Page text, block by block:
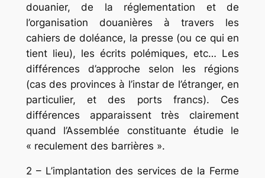
douanier, de la réglementation et de
l’organisa­tion douanières à travers les
cahiers de doléan­ce, la presse (ou ce qui en
tient lieu), les écrits polémiques, etc… Les
différences d’approche selon les régions
(cas des provinces à l’instar de l’étranger, en
particulier, et des ports francs). Ces
différences apparaissent très clairement
quand l’Assemblée constituante étudie le
« recu­lement des barrières ».
2 – L’implantation des services de la Ferme